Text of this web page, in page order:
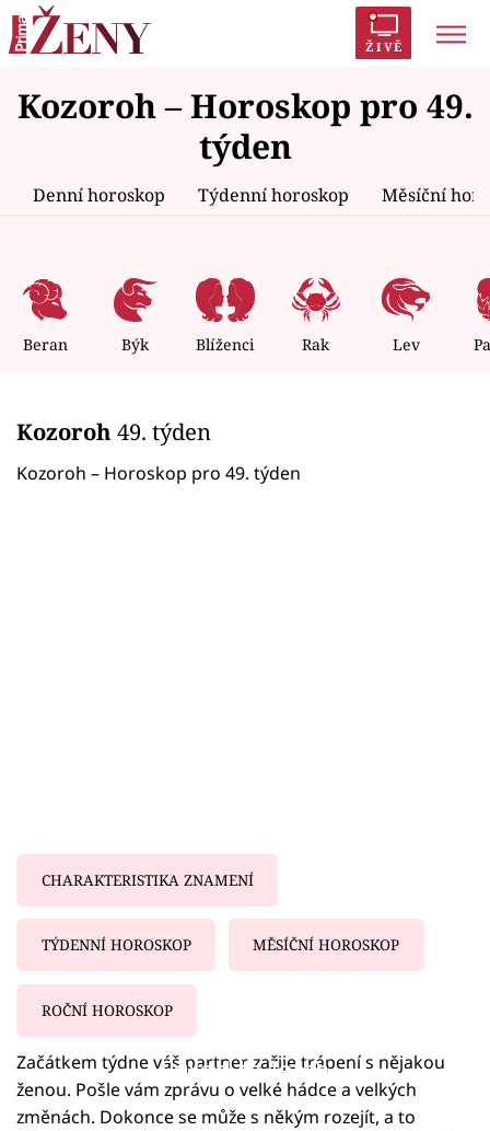
ŽIVĚ
Trendy: Polabí Inspekce Prostřeno!
AYTO?
Proměny
Témata
Celebrity
Seriály
Sledujte nás
Kozoroh – Horoskop pro 49.
týden
Denní horoskop Týdenní horoskop Měsíční
Beran Býk Blíženci Rak Lev
Kozoroh 49. týden
Kozoroh – Horoskop pro 49. týden
CHARAKTERISTIKA ZNAMENÍ
TÝDENNÍ HOROSKOP MĚSÍČNÍ HOROSKOP
ROČNÍ HOROSKOP
Failed to fetch
Začátkem týdne váš partner zažije trápení s nějakou
ženou. Pošle vám zprávu o velké hádce a velkých
změnách. Dokonce se může s někým rozejít, a to